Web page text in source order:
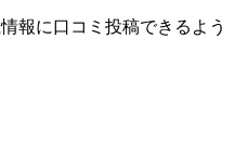
報に口コミ投稿できるよう